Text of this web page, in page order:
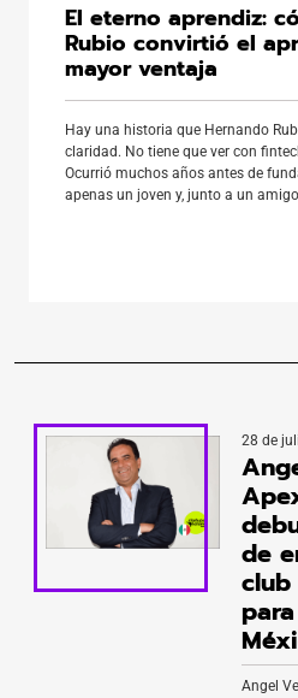
El eterno aprendiz:
Rubio convirtió el
mayor ventaja
Hay una historia que Hernando
claridad. No tiene que ver con
Ocurrió muchos años antes de
apenas un joven y, junto a un
28 de
de
Angel